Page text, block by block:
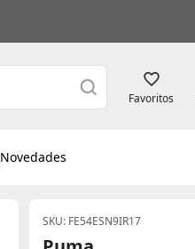
Favoritos
Novedades
SKU: FE54ESN9IR17